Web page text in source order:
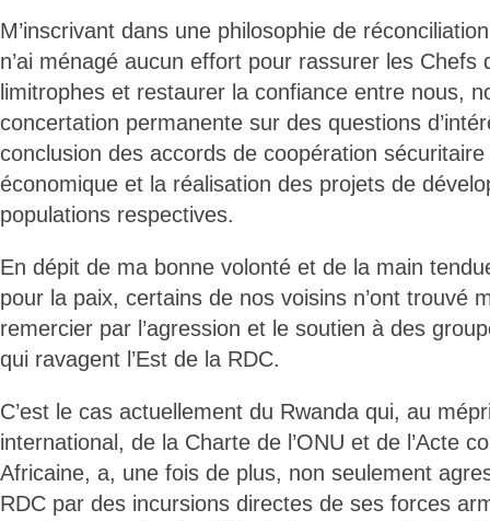
M’inscrivant dans une philosophie de
n’ai ménagé aucun effort pour rassurer les Chefs
limitrophes et restaurer la confiance entre nous,
concertation permanente sur des questions
conclusion des accords de coopération
économique et la réalisation des projets de
populations respectives.
En dépit de ma bonne volonté et de la main
pour la paix, certains de nos voisins n’ont trouvé
remercier par l’agression et le soutien à des
qui ravagent l’Est de la RDC.
C’est le cas actuellement du Rwanda qui, au
international, de la Charte de l’ONU et de l’Acte
Africaine, a, une fois de plus, non seulement
RDC par des incursions directes de ses forces